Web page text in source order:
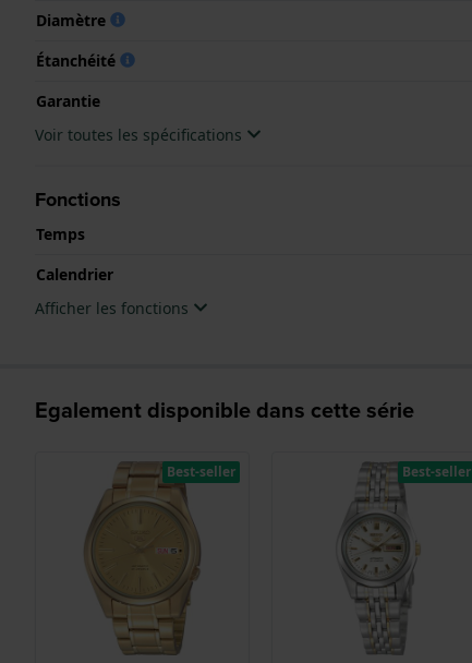
Diamètre
Étanchéité
Garantie
Voir toutes les spécifications
Fonctions
Temps
Calendrier
Afficher les fonctions
Egalement disponible dans cette série
Best-seller Best-seller